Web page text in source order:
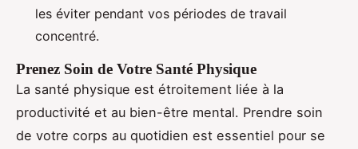
les éviter pendant vos périodes de travail
concentré.
Prenez Soin de Votre Santé Physique
La santé physique est étroitement liée à la
productivité et au bien-être mental. Prendre soin
de votre corps au quotidien est essentiel pour se